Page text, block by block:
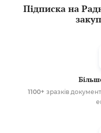
Підписка на
1100+ зразків